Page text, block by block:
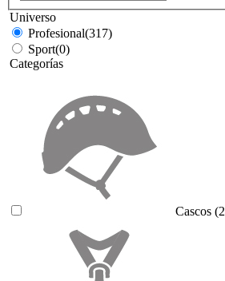
Universo
Profesional(317)
Sport(0)
Categorías
Cascos